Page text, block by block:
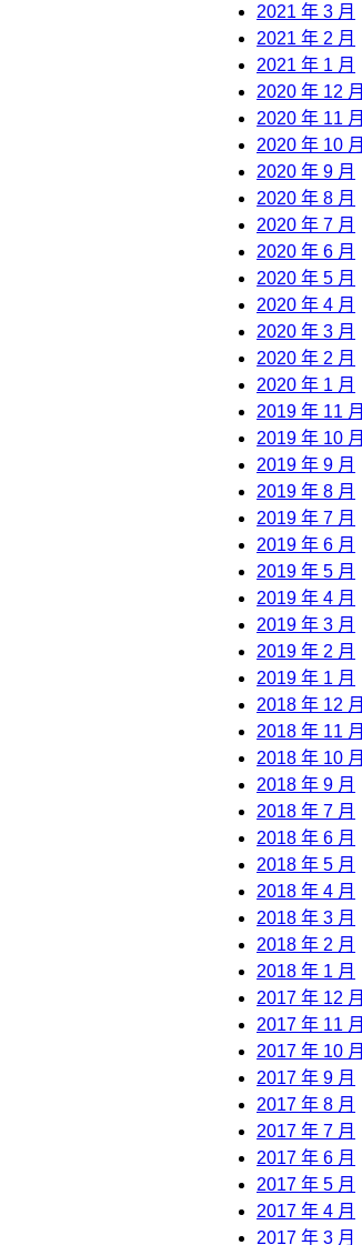
2021 年 3 月
2021 年 2 月
2021 年 1 月
2020 年 12 月
2020 年 11 月
2020 年 10 月
2020 年 9 月
2020 年 8 月
2020 年 7 月
2020 年 6 月
2020 年 5 月
2020 年 4 月
2020 年 3 月
2020 年 2 月
2020 年 1 月
2019 年 11 月
2019 年 10 月
2019 年 9 月
2019 年 8 月
2019 年 7 月
2019 年 6 月
2019 年 5 月
2019 年 4 月
2019 年 3 月
2019 年 2 月
2019 年 1 月
2018 年 12 月
2018 年 11 月
2018 年 10 月
2018 年 9 月
2018 年 7 月
2018 年 6 月
2018 年 5 月
2018 年 4 月
2018 年 3 月
2018 年 2 月
2018 年 1 月
2017 年 12 月
2017 年 11 月
2017 年 10 月
2017 年 9 月
2017 年 8 月
2017 年 7 月
2017 年 6 月
2017 年 5 月
2017 年 4 月
2017 年 3 月